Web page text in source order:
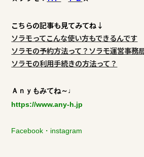
こちらの記事も見てみてね↓
ソラモってこんな使い方もできるんです
ソラモの予約方法って？ソラモ運営事務
ソラモの利用手続きの方法って？
Ａｎｙもみてね～♩
https://www.any-h.jp
Facebook ・ instagram